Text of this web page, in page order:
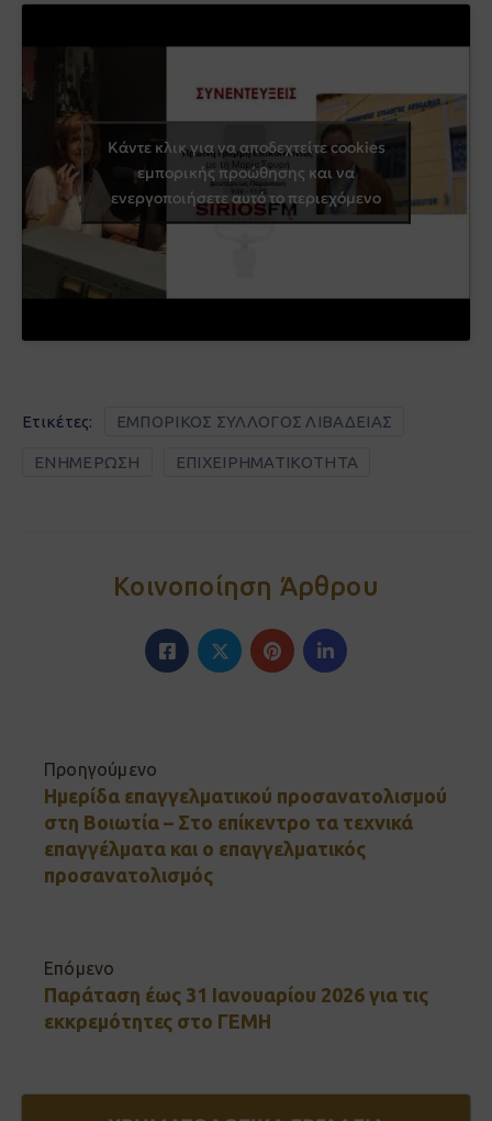
Κάντε κλικ για να αποδεχτείτε cookies
εμπορικής προώθησης και να
ενεργοποιήσετε αυτό το περιεχόμενο
Ετικέτες: ΕΜΠΟΡΙΚΟΣ ΣΥΛΛΟΓΟΣ ΛΙΒΑΔΕΙΑΣ
ΕΝΗΜΕΡΩΣΗ ΕΠΙΧΕΙΡΗΜΑΤΙΚΟΤΗΤΑ
Κοινοποίηση Άρθρου
Προηγούμενο
Ημερίδα επαγγελματικού προσανατολισμού
στη Βοιωτία – Στο επίκεντρο τα τεχνικά
επαγγέλματα και ο επαγγελματικός
προσανατολισμός
Επόμενο
Παράταση έως 31 Ιανουαρίου 2026 για τις
εκκρεμότητες στο ΓΕΜΗ